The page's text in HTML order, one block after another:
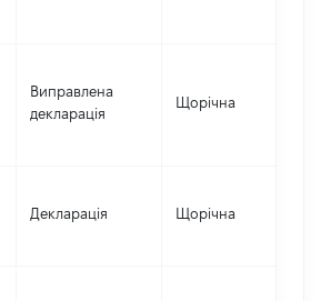
Виправлена
декларація
Щорічна
Декларація Щорічна